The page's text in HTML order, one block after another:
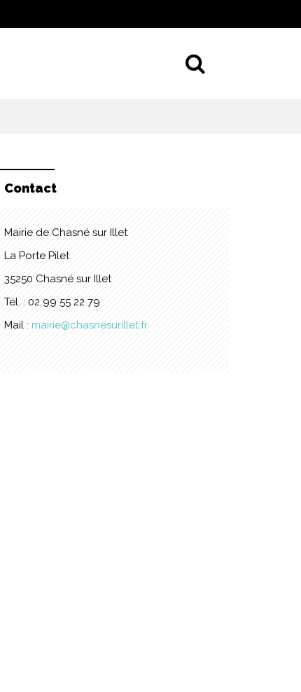
Contact
Mairie de Chasné sur Illet
La Porte Pilet
35250 Chasné sur Illet
Tél. : 02 99 55 22 79
Mail : mairie@chasnesurillet.fr